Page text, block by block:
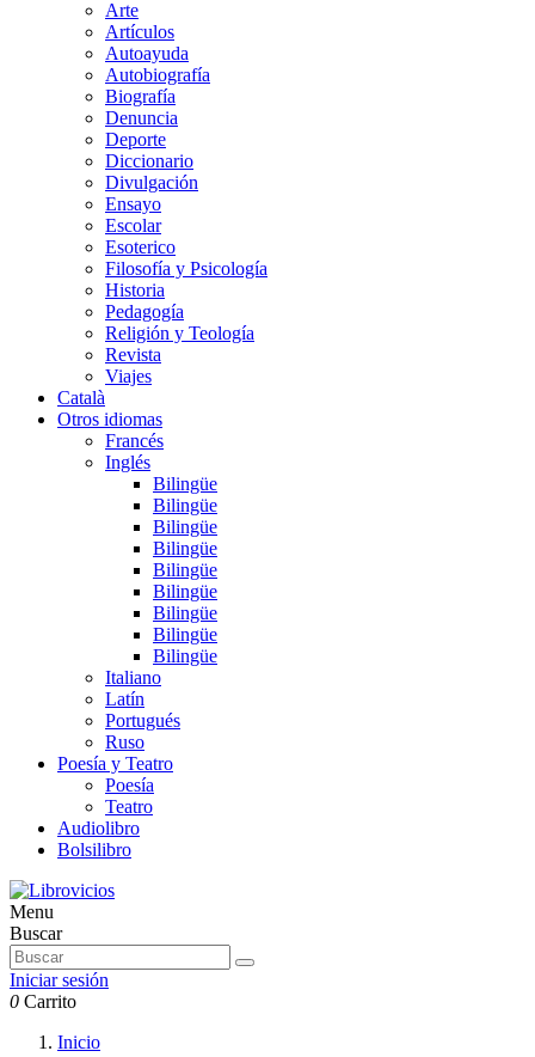
Arte
Artículos
Autoayuda
Autobiografía
Biografía
Denuncia
Deporte
Diccionario
Divulgación
Ensayo
Escolar
Esoterico
Filosofía y Psicología
Historia
Pedagogía
Religión y Teología
Revista
Viajes
Català
Otros idiomas
Francés
Inglés
Bilingüe
Bilingüe
Bilingüe
Bilingüe
Bilingüe
Bilingüe
Bilingüe
Bilingüe
Bilingüe
Italiano
Latín
Portugués
Ruso
Poesía y Teatro
Poesía
Teatro
Audiolibro
Bolsilibro
Menu
Buscar
Iniciar sesión
0 Carrito
Inicio